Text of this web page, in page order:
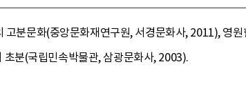
분문화(중앙문화재연구원, 서경문화사, 2011), 영
분(국립민속박물관, 삼광문화사, 2003).